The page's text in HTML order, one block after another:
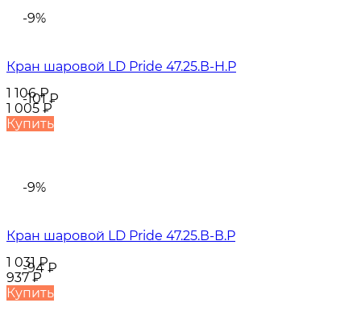
-9%
-101₽
Кран шаровой LD Pride 47.25.В-Н.Р
1 106₽
1 005 ₽
Купить
-9%
-94₽
Кран шаровой LD Pride 47.25.В-В.Р
1 031₽
937₽
Купить